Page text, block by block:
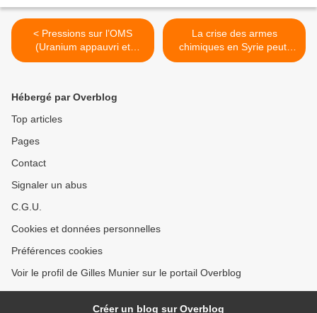
< Pressions sur l’OMS
(Uranium appauvri et
cancers en Irak)
La crise des armes
chimiques en Syrie peut-
elle être résolue ? >
Hébergé par Overblog
Top articles
Pages
Contact
Signaler un abus
C.G.U.
Cookies et données personnelles
Préférences cookies
Voir le profil de Gilles Munier sur le portail Overblog
Créer un blog sur Overblog